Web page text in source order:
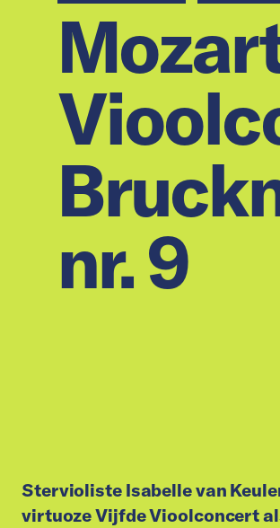
nr. 9
Stervioliste Isabelle van
virtuoze Vijfde Vioolconcert